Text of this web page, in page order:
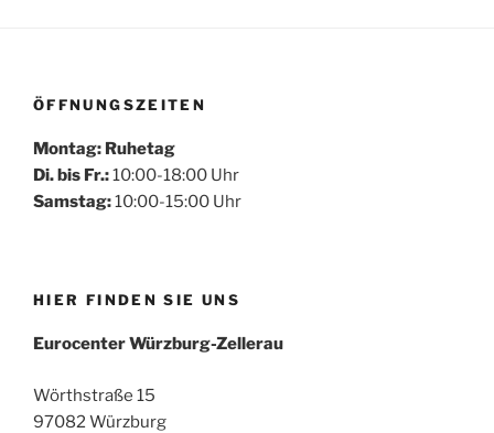
ÖFFNUNGSZEITEN
Montag: Ruhetag
Di. bis Fr.:10:00-18:00 Uhr
Samstag:10:00-15:00 Uhr
HIER FINDEN SIE UNS
Eurocenter Würzburg-Zellerau
Wörthstraße 15
97082 Würzburg